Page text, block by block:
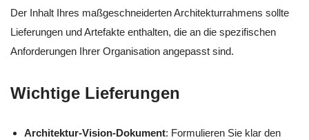
Der Inhalt Ihres maßgeschneiderten Architekturrahmens sollte
Lieferungen und Artefakte enthalten, die an die spezifischen
Anforderungen Ihrer Organisation angepasst sind.
Wichtige Lieferungen
Architektur-Vision-Dokument: Formulieren Sie klar den